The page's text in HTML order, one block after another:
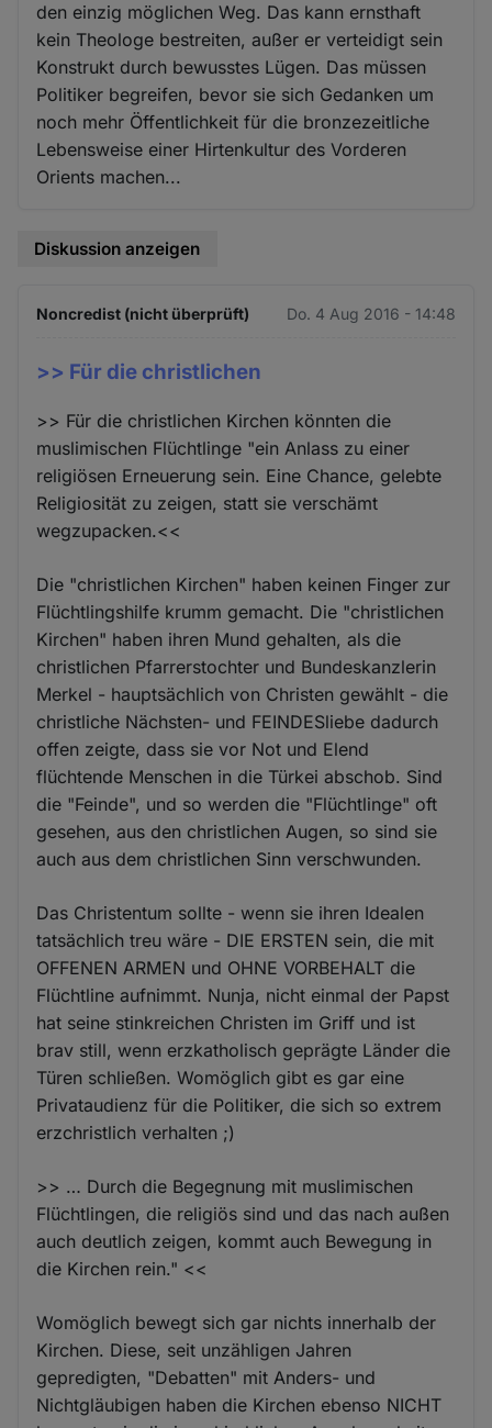
den einzig möglichen Weg. Das kann ernsthaft
kein Theologe bestreiten, außer er verteidigt sein
Konstrukt durch bewusstes Lügen. Das müssen
Politiker begreifen, bevor sie sich Gedanken um
noch mehr Öffentlichkeit für die bronzezeitliche
Lebensweise einer Hirtenkultur des Vorderen
Orients machen...
Diskussion anzeigen
Noncredist (nicht überprüft) Do. 4 Aug 2016 - 14:48
>> Für die christlichen
>> Für die christlichen Kirchen könnten die
muslimischen Flüchtlinge "ein Anlass zu einer
religiösen Erneuerung sein. Eine Chance, gelebte
Religiosität zu zeigen, statt sie verschämt
wegzupacken.<<
Die "christlichen Kirchen" haben keinen Finger zur
Flüchtlingshilfe krumm gemacht. Die "christlichen
Kirchen" haben ihren Mund gehalten, als die
christlichen Pfarrerstochter und Bundeskanzlerin
Merkel - hauptsächlich von Christen gewählt - die
christliche Nächsten- und FEINDESliebe dadurch
offen zeigte, dass sie vor Not und Elend
flüchtende Menschen in die Türkei abschob. Sind
die "Feinde", und so werden die "Flüchtlinge" oft
gesehen, aus den christlichen Augen, so sind sie
auch aus dem christlichen Sinn verschwunden.
Das Christentum sollte - wenn sie ihren Idealen
tatsächlich treu wäre - DIE ERSTEN sein, die mit
OFFENEN ARMEN und OHNE VORBEHALT die
Flüchtline aufnimmt. Nunja, nicht einmal der Papst
hat seine stinkreichen Christen im Griff und ist
brav still, wenn erzkatholisch geprägte Länder die
Türen schließen. Womöglich gibt es gar eine
Privataudienz für die Politiker, die sich so extrem
erzchristlich verhalten ;)
>> … Durch die Begegnung mit muslimischen
Flüchtlingen, die religiös sind und das nach außen
auch deutlich zeigen, kommt auch Bewegung in
die Kirchen rein." <<
Womöglich bewegt sich gar nichts innerhalb der
Kirchen. Diese, seit unzähligen Jahren
gepredigten, "Debatten" mit Anders- und
Nichtgläubigen haben die Kirchen ebenso NICHT